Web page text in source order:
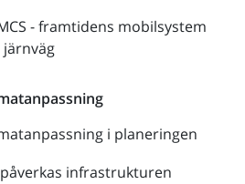
- framtidens mobilsystem
i planeringen
infrastrukturen